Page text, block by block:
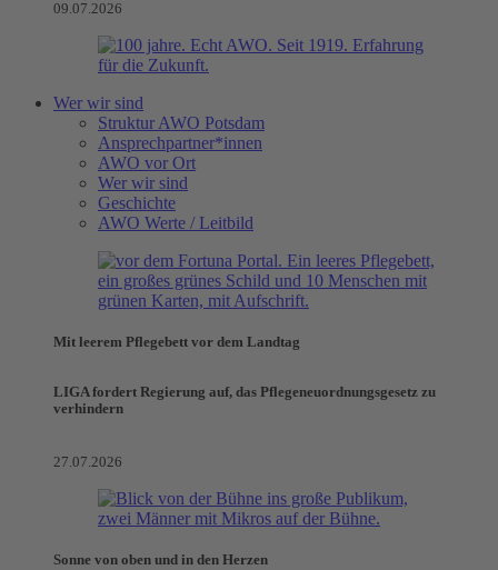
09.07.2026
Wer wir sind
Struktur AWO Potsdam
Ansprechpartner*innen
AWO vor Ort
Wer wir sind
Geschichte
AWO Werte / Leitbild
Mit leerem Pflegebett vor dem Landtag
LIGA fordert Regierung auf, das Pflegeneuordnungsgesetz zu
verhindern
27.07.2026
Sonne von oben und in den Herzen